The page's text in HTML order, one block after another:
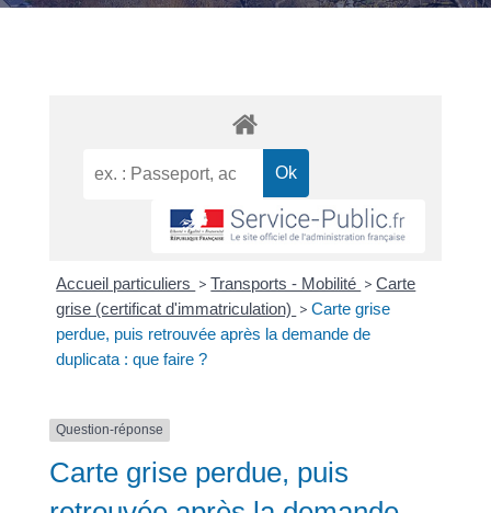
Accueil particuliers > Transports - Mobilité > Carte
grise (certificat d'immatriculation) > Carte grise
perdue, puis retrouvée après la demande de
duplicata : que faire ?
Question-réponse
Carte grise perdue, puis